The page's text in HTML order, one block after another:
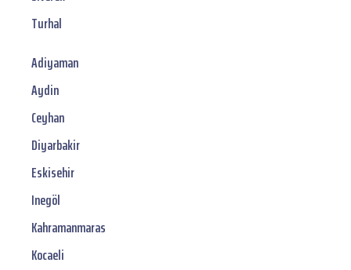
Turhal
Adiyaman
Aydin
Ceyhan
Diyarbakir
Eskisehir
Inegöl
Kahramanmaras
Kocaeli